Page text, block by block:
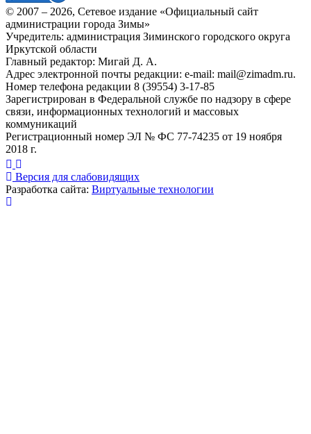
© 2007 – 2026, Сетевое издание «Официальный сайт
администрации города Зимы»
Учредитель: администрация Зиминского городского округа
Иркутской области
Главный редактор: Мигай Д. А.
Адрес электронной почты редакции: e-mail: mail@zimadm.ru.
Номер телефона редакции 8 (39554) 3-17-85
Зарегистрирован в Федеральной службе по надзору в сфере
связи, информационных технологий и массовых
коммуникаций
Регистрационный номер ЭЛ № ФС 77-74235 от 19 ноября
2018 г.
Версия для слабовидящих
Разработка сайта: Виртуальные технологии